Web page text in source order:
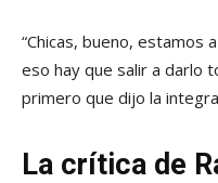
“Chicas, bueno, estamos
eso hay que salir a darlo
primero que dijo la
La crítica de